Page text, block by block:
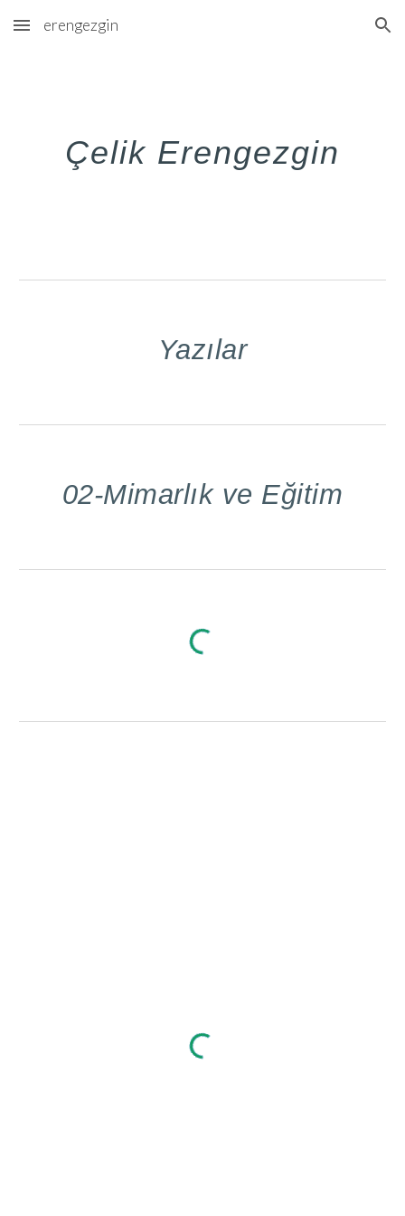
Skip to main content Skip to navigation
erengezgin
Çelik Erengezgin
Yazılar
02-Mimarlık ve Eğitim